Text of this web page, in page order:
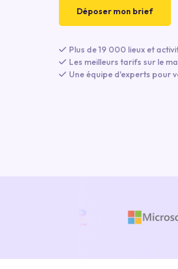
Déposer mon brief
Plus de 19 000 lieux et
Les meilleurs tarifs sur le
Une équipe d'experts pour